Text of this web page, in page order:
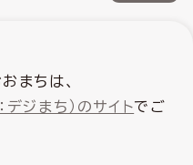
まちは、
ジまち）のサイトでご